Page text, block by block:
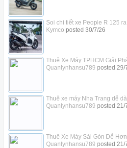
Soi chi tiết xe People R 125 ra
Kymco posted 30/7/26
Thuê Xe Máy TPHCM Giải
Quanlynhansu789 posted 29/
Thuê xe máy Nha Trang dễ
Quanlynhansu789 posted 21/
Thuê Xe Máy Sài Gòn Dễ
Quanlynhansu789 posted 21/